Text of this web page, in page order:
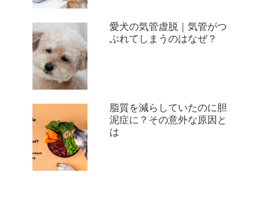
愛犬の気管虚脱｜気管がつ
ぶれてしまうのはなぜ？
脂質を減らしていたのに胆
泥症に？その意外な原因と
は